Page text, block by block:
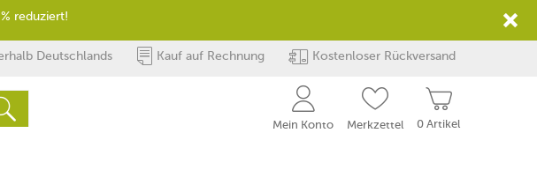
Deutschlands Kauf auf Rechnung Kostenloser Rückversand
0 Artikel
Mein Konto Merkzettel
reduziert!